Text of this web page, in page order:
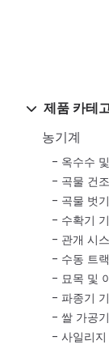
제품 카테
농기계
옥수수
곡물 건
곡물 벗
수확기
관개 시
수동 트
묘목 및
파종기
쌀 가공
사일리지